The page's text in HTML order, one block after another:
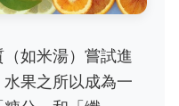
如米湯）嘗試進
果之所以成為一